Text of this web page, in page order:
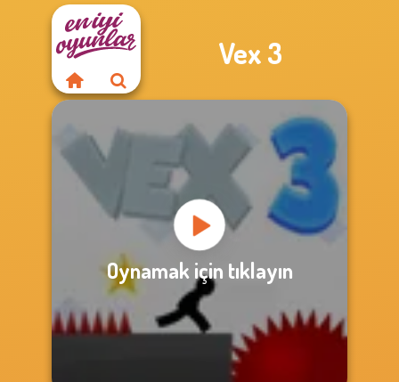
Vex 3
Oynamak için tıklayın